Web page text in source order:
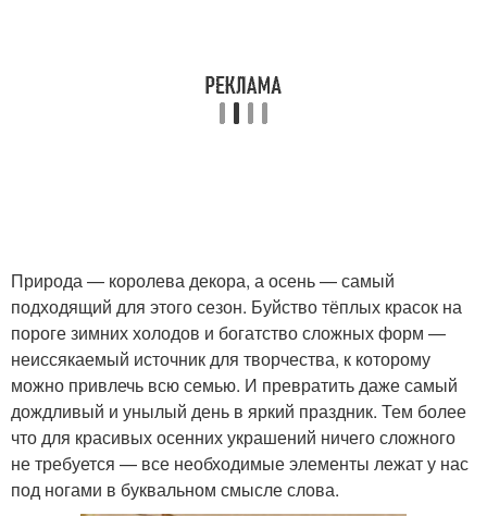
Природа — королева декора, а осень — самый
подходящий для этого сезон. Буйство тёплых красок на
пороге зимних холодов и богатство сложных форм —
неиссякаемый источник для творчества, к которому
можно привлечь всю семью. И превратить даже самый
дождливый и унылый день в яркий праздник. Тем более
что для красивых осенних украшений ничего сложного
не требуется — все необходимые элементы лежат у нас
под ногами в буквальном смысле слова.